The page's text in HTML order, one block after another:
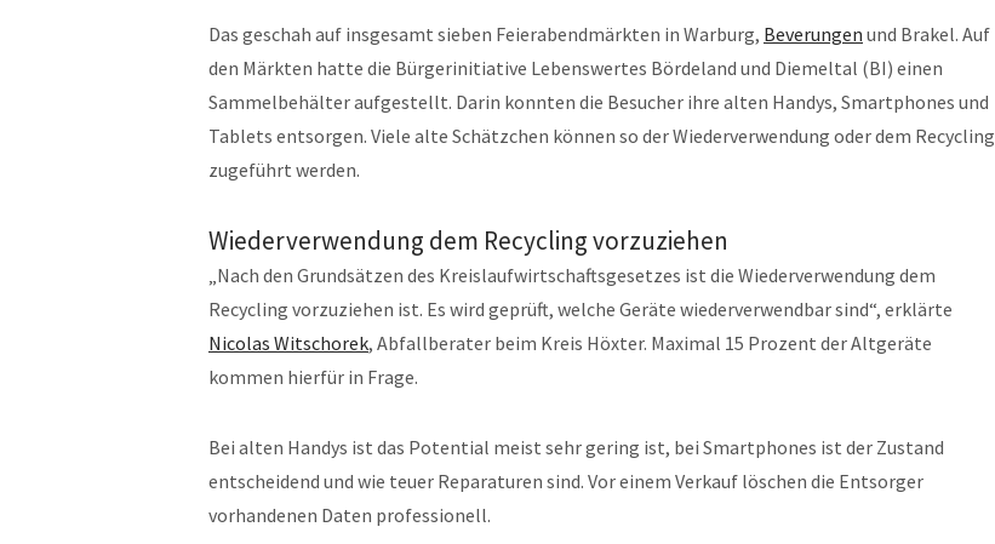
Das geschah auf insgesamt sieben Feierabendmärkten in Warburg, Beverungen und Brakel. Auf
den Märkten hatte die Bürgerinitiative Lebenswertes Bördeland und Diemeltal (BI) einen
Sammelbehälter aufgestellt. Darin konnten die Besucher ihre alten Handys, Smartphones und
Tablets entsorgen. Viele alte Schätzchen können so der Wiederverwendung oder dem Recycling
zugeführt werden.
Wiederverwendung dem Recycling vorzuziehen
„Nach den Grundsätzen des Kreislaufwirtschaftsgesetzes ist die Wiederverwendung dem
Recycling vorzuziehen ist. Es wird geprüft, welche Geräte wiederverwendbar sind“, erklärte
Nicolas Witschorek, Abfallberater beim Kreis Höxter. Maximal 15 Prozent der Altgeräte
kommen hierfür in Frage.
Bei alten Handys ist das Potential meist sehr gering ist, bei Smartphones ist der Zustand
entscheidend und wie teuer Reparaturen sind. Vor einem Verkauf löschen die Entsorger
vorhandenen Daten professionell.